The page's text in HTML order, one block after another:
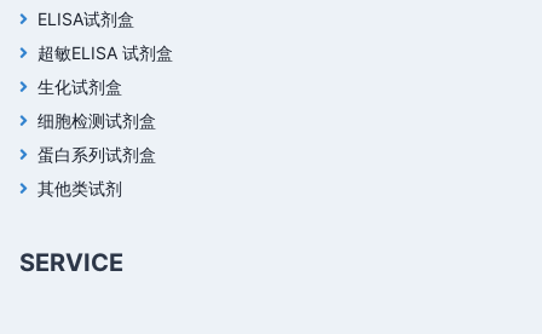
ELISA试剂盒
超敏ELISA 试剂盒
生化试剂盒
细胞检测试剂盒
蛋白系列试剂盒
其他类试剂
SERVICE